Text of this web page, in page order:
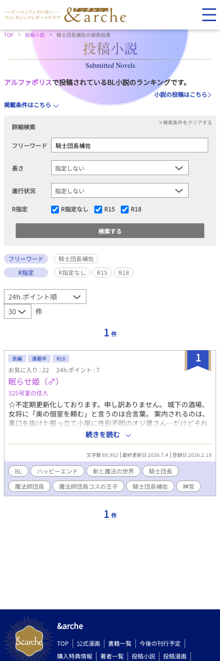
TOP 投稿小説 騎士団長補佐の検索結果
Submitted Novels
アルファポリスで投稿されているBL小説のランキングです。
小説の投稿はこちら
掲載条件はこちら
詳細検索
×検索条件をクリアする
フリーワード
長さ
進行状況
R指定 R指定なし R15 R18
フリーワード
騎士団長補佐
R指定
R指定なし R15 R18
件
1 件
1
長編 連載中 R18
お気に入り : 22 24h.ポイント : 7
眠らせ姫（♂）
325号室の住人
☆不定期更新化しております。申し訳ありません。 城下の酒場、
女将に「奥の個室を頼む」と言うのは合言葉。 案内されるのは、
裏口を抜けた掘っ立て小屋に性別不明のオジ婆さん…だけどそれ
は魔法で作った結界とその先の異空間への入口。 それでも気にせ
ず中へ入れば、自称『眠らせ姫』と呼ばれる聖女が必ずアナタを
眠らせてくれるという……… ま、その聖女って呼ばれてるのは本
当は童顔女顔の成人男子なんですけどね。 ☆１日１話目標での投
稿です
続きを読む
文字数 89,902 最終更新日 2026.7.4 登録日 2026.2.19
BL ハッピーエンド 剣と魔法の世界
騎士団長
魔法師団員
魔法師団員コスの王子 騎士団長補佐 神官
1 件
&arche
TOP 公式漫画 書籍一覧
今後の刊行予定
購入特典情報
著者一覧 投稿小説 投稿漫画